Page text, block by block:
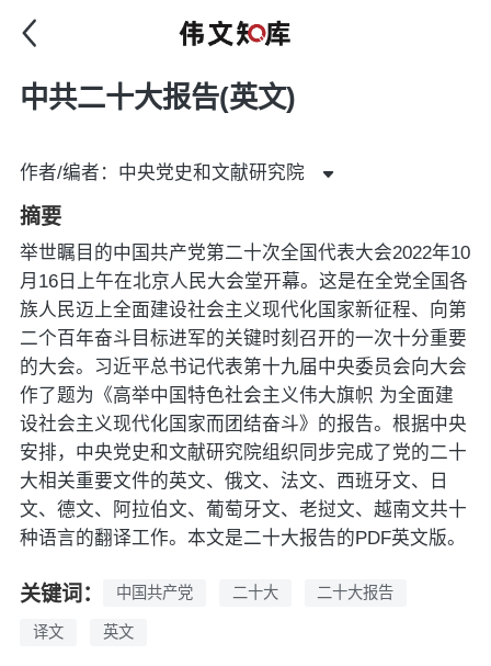
中共二十大报告(英文)
作者/编者：中央党史和文献研究院
摘要
举世瞩目的中国共产党第二十次全国代表大会2022年10
月16日上午在北京人民大会堂开幕。这是在全党全国各
族人民迈上全面建设社会主义现代化国家新征程、向第
二个百年奋斗目标进军的关键时刻召开的一次十分重要
的大会。习近平总书记代表第十九届中央委员会向大会
作了题为《高举中国特色社会主义伟大旗帜 为全面建
设社会主义现代化国家而团结奋斗》的报告。根据中央
安排，中央党史和文献研究院组织同步完成了党的二十
大相关重要文件的英文、俄文、法文、西班牙文、日
文、德文、阿拉伯文、葡萄牙文、老挝文、越南文共十
种语言的翻译工作。本文是二十大报告的PDF英文版。
关键词： 中国共产党 二十大 二十大报告
译文 英文